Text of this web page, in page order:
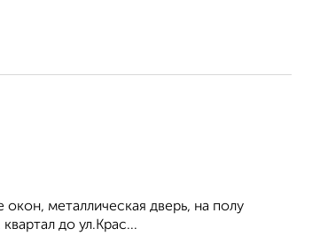
металлическая дверь, на полу
до ул.Крас...